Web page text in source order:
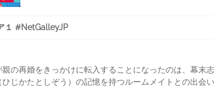
１ #NetGalleyJP
の再婚をきっかけに転入することになったのは、幕
じかたとしぞう）の記憶を持つルームメイトとの出会